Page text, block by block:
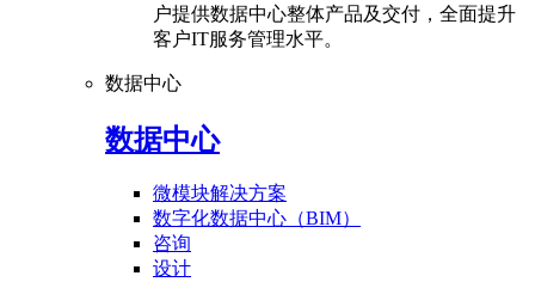
户提供数据中心整体产品及交付，全面提升
客户IT服务管理水平。
数据中心
数据中心
微模块解决方案
数字化数据中心（BIM）
咨询
设计